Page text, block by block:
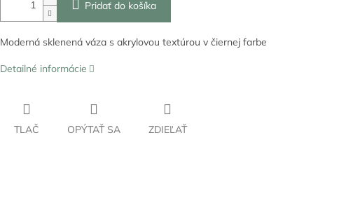
Pridať do košíka
Moderná sklenená váza s akrylovou textúrou v čiernej farbe
Detailné informácie
TLAČ OPÝTAŤ SA ZDIEĽAŤ